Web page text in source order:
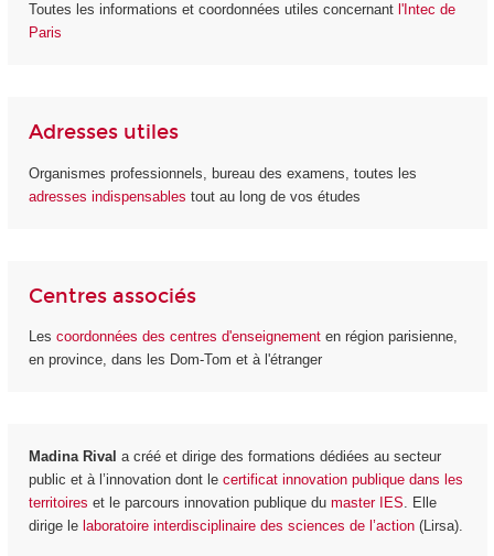
Toutes les informations et coordonnées utiles concernant l'Intec de
Paris
Adresses utiles
Organismes professionnels, bureau des examens, toutes les
adresses indispensables tout au long de vos études
Centres associés
Les coordonnées des centres d'enseignement en région parisienne,
en province, dans les Dom-Tom et à l'étranger
Madina Rival a créé et dirige des formations dédiées au secteur
public et à l’innovation dont le certificat innovation publique dans les
territoires et le parcours innovation publique du master IES. Elle
dirige le laboratoire interdisciplinaire des sciences de l’action(Lirsa).